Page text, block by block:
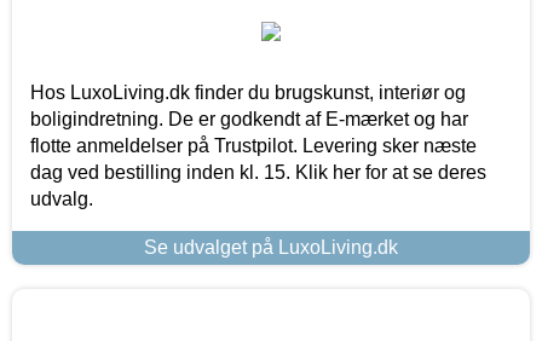
Hos LuxoLiving.dk finder du brugskunst, interiør og
boligindretning. De er godkendt af E-mærket og har
flotte anmeldelser på Trustpilot. Levering sker næste
dag ved bestilling inden kl. 15. Klik her for at se deres
udvalg.
Se udvalget på LuxoLiving.dk